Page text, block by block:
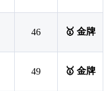
46 🥇 金牌
49 🥇 金牌